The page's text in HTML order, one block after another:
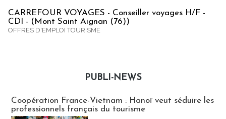
CARREFOUR VOYAGES - Conseiller voyages H/F -
CDI - (Mont Saint Aignan (76))
OFFRES D'EMPLOI TOURISME
PUBLI-NEWS
Coopération France-Vietnam : Hanoï veut séduire les
professionnels français du tourisme